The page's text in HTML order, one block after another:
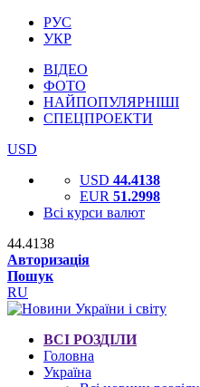
РУС
УКР
ВІДЕО
ФОТО
НАЙПОПУЛЯРНІШІ
СПЕЦПРОЕКТИ
USD
USD 44.4138
EUR 51.2998
Всі курси валют
44.4138
Авторизація
Пошук
RU
ВСІ РОЗДІЛИ
Головна
Україна